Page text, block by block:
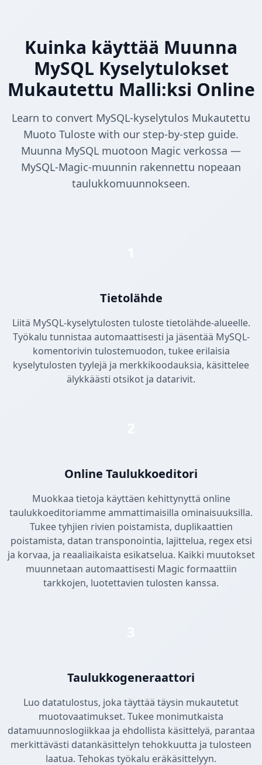
Kuinka käyttää Muunna
MySQL Kyselytulokset
Mukautettu Malli:ksi Online
Learn to convert MySQL-kyselytulos Mukautettu
Muoto Tuloste with our step-by-step guide.
Muunna MySQL muotoon Magic verkossa —
MySQL-Magic-muunnin rakennettu nopeaan
taulukkomuunnokseen.
Tietolähde
Liitä MySQL-kyselytulosten tuloste tietolähde-alueelle.
Työkalu tunnistaa automaattisesti ja jäsentää MySQL-
komentorivin tulostemuodon, tukee erilaisia
kyselytulosten tyylejä ja merkkikoodauksia, käsittelee
älykkäästi otsikot ja datarivit.
Online Taulukkoeditori
Muokkaa tietoja käyttäen kehittynyttä online
taulukkoeditoriamme ammattimaisilla ominaisuuksilla.
Tukee tyhjien rivien poistamista, duplikaattien
poistamista, datan transponointia, lajittelua, regex etsi
ja korvaa, ja reaaliaikaista esikatselua. Kaikki muutokset
muunnetaan automaattisesti Magic formaattiin
tarkkojen, luotettavien tulosten kanssa.
Taulukkogeneraattori
Luo datatulostus, joka täyttää täysin mukautetut
muotovaatimukset. Tukee monimutkaista
datamuunnoslogiikkaa ja ehdollista käsittelyä, parantaa
merkittävästi datankäsittelyn tehokkuutta ja tulosteen
laatua. Tehokas työkalu eräkäsittelyyn.